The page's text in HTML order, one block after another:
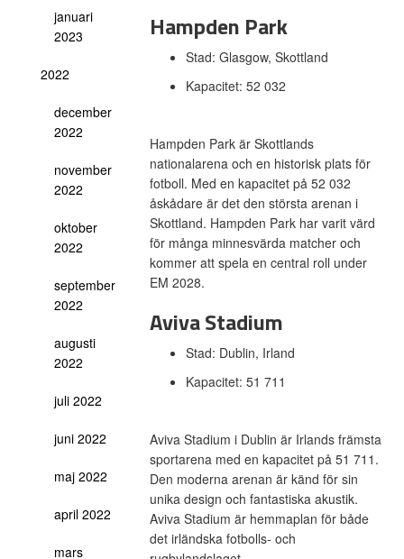
januari
2023
2022
december
2022
november
2022
oktober
2022
september
2022
augusti
2022
juli 2022
juni 2022
maj 2022
april 2022
mars
Hampden Park
Stad: Glasgow, Skottland
Kapacitet: 52 032
Hampden Park är Skottlands
nationalarena och en historisk plats för
fotboll. Med en kapacitet på 52 032
åskådare är det den största arenan i
Skottland. Hampden Park har varit värd
för många minnesvärda matcher och
kommer att spela en central roll under
EM 2028.
Aviva Stadium
Stad: Dublin, Irland
Kapacitet: 51 711
Aviva Stadium i Dublin är Irlands främsta
sportarena med en kapacitet på 51 711.
Den moderna arenan är känd för sin
unika design och fantastiska akustik.
Aviva Stadium är hemmaplan för både
det irländska fotbolls- och